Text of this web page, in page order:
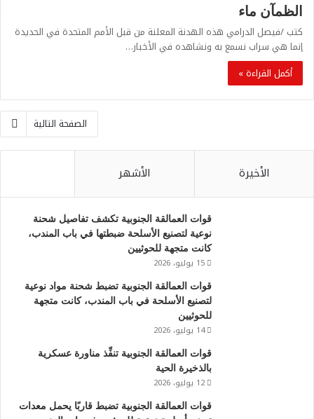
الظمآن ماء
كتب /فيصل الدرامي هذه الهدنة المعلنة من قبل الأمم المتحدة في الحديدة
إنما هي سراب نسمع به ونشاهده في الأخبار…
أكمل القراءة »
الصفحة التالية
الأخيرة الأشهر
قوات العمالقة الجنوبية تكشف تفاصيل شحنة
نوعية لتصنيع الأسلحة ضبطتها في باب المندب،
كانت متجهة للحوثيين
15 يوليو، 2026
قوات العمالقة الجنوبية تضبط شحنة مواد نوعية
لتصنيع الأسلحة في باب المندب، كانت متجهة
للحوثيين
14 يوليو، 2026
قوات العمالقة الجنوبية تنفِّذ مناورة عسكرية
بالذخيرة الحية
12 يوليو، 2026
‏قوات العمالقة الجنوبية تضبط قاربًا يحمل معدات